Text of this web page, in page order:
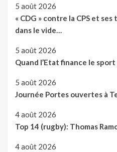
5 août 2026
« CDG » contre la CPS et
dans le vide…
5 août 2026
Quand l’Etat finance le
5 août 2026
Journée Portes ouvertes à
4 août 2026
Top 14 (rugby): Thomas
4 août 2026